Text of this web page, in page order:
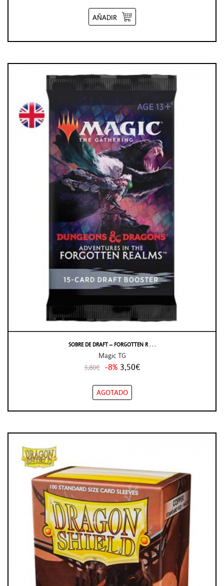
AÑADIR
SOBRE DE DRAFT – FORGOTTEN R . . .
Magic TG
3,80€ -8% 3,50€
AGOTADO